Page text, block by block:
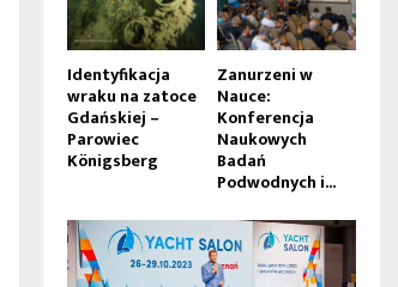
Identyfikacja
wraku na zatoce
Gdańskiej –
Parowiec
Königsberg
Zanurzeni w
Nauce:
Konferencja
Naukowych
Badań
Podwodnych i...